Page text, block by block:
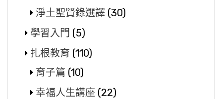
淨土聖賢錄選譯 (30)
學習入門 (5)
扎根教育 (110)
育子篇 (10)
幸福人生講座 (22)